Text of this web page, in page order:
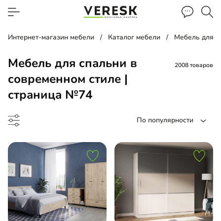
Интернет-магазин мебели Каталог мебели Мебель для
Мебель для спальни в
современном стиле |
страница №74
2008 товаров
По популярности
купе